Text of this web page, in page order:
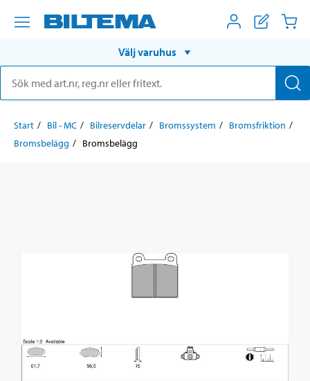
Välj varuhus
Start Bil - MC Bilreservdelar Bromssystem
Bromsfriktion
Bromsbelägg
Bromsbelägg